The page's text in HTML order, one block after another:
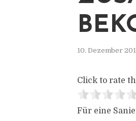
10. Dezember
Click to rate
Für eine